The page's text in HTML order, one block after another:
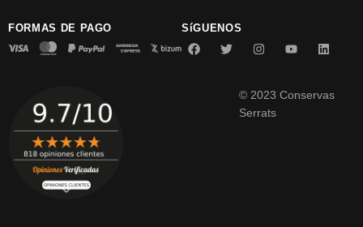
FORMAS DE PAGO SíGUENOS
© 2023 Conservas
Serrats